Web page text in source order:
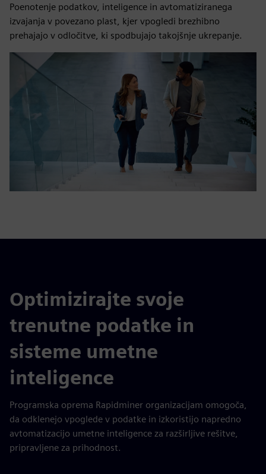
Poenotenje podatkov, inteligence in avtomatiziranega
izvajanja v povezano plast, kjer vpogledi brezhibno
prehajajo v odločitve, ki spodbujajo takojšnje ukrepanje.
Optimizirajte svoje
trenutne podatke in
sisteme umetne
inteligence
Programska oprema Rapidminer organizacijam omogoča,
da odklenejo vpoglede v podatke in izkoristijo napredno
avtomatizacijo umetne inteligence za razširljive rešitve,
pripravljene za prihodnost.